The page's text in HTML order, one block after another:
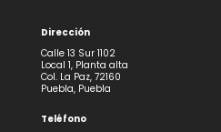
Dirección
Calle 13 Sur 1102
Local 1, Planta alta
Col. La Paz, 72160
Puebla, Puebla
Teléfono